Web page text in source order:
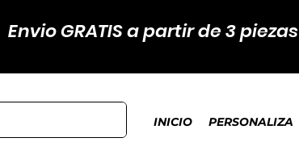
Envio GRATIS a partir de 3 piezas
INICIO PERSONALIZA